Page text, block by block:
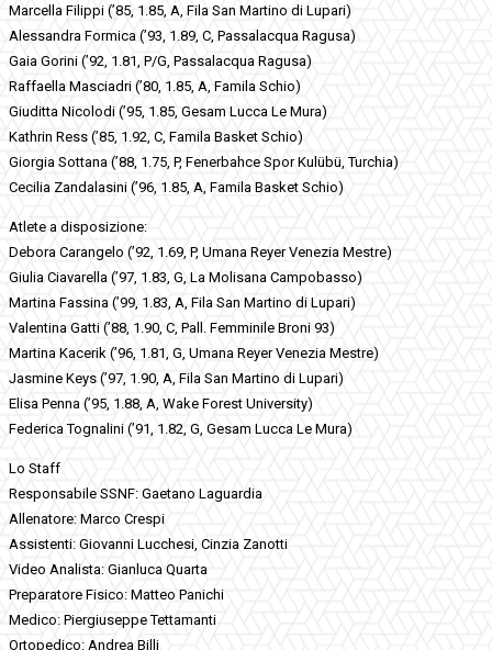
Marcella Filippi (’85, 1.85, A, Fila San Martino di Lupari)
Alessandra Formica (’93, 1.89, C, Passalacqua Ragusa)
Gaia Gorini (’92, 1.81, P/G, Passalacqua Ragusa)
Raffaella Masciadri (’80, 1.85, A, Famila Schio)
Giuditta Nicolodi (’95, 1.85, Gesam Lucca Le Mura)
Kathrin Ress (’85, 1.92, C, Famila Basket Schio)
Giorgia Sottana (’88, 1.75, P, Fenerbahce Spor Kulübü, Turchia)
Cecilia Zandalasini (’96, 1.85, A, Famila Basket Schio)
Atlete a disposizione:
Debora Carangelo (’92, 1.69, P, Umana Reyer Venezia Mestre)
Giulia Ciavarella (’97, 1.83, G, La Molisana Campobasso)
Martina Fassina (’99, 1.83, A, Fila San Martino di Lupari)
Valentina Gatti (’88, 1.90, C, Pall. Femminile Broni 93)
Martina Kacerik (’96, 1.81, G, Umana Reyer Venezia Mestre)
Jasmine Keys (’97, 1.90, A, Fila San Martino di Lupari)
Elisa Penna (’95, 1.88, A, Wake Forest University)
Federica Tognalini (’91, 1.82, G, Gesam Lucca Le Mura)
Lo Staff
Responsabile SSNF: Gaetano Laguardia
Allenatore: Marco Crespi
Assistenti: Giovanni Lucchesi, Cinzia Zanotti
Video Analista: Gianluca Quarta
Preparatore Fisico: Matteo Panichi
Medico: Piergiuseppe Tettamanti
Ortopedico: Andrea Billi